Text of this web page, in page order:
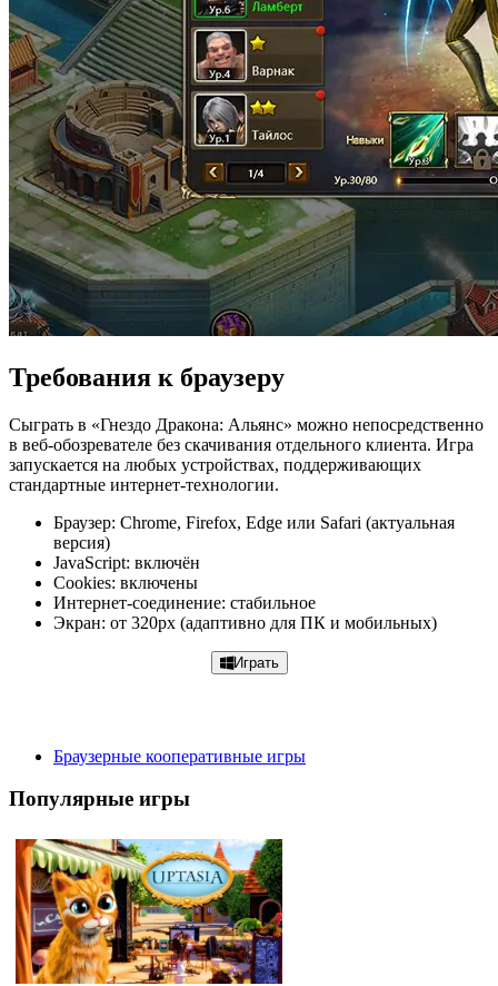
Требования к браузеру
Сыграть в «Гнездо Дракона: Альянс» можно непосредственно
в веб-обозревателе без скачивания отдельного клиента. Игра
запускается на любых устройствах, поддерживающих
стандартные интернет-технологии.
Браузер: Chrome, Firefox, Edge или Safari (актуальная
версия)
JavaScript: включён
Cookies: включены
Интернет-соединение: стабильное
Экран: от 320px (адаптивно для ПК и мобильных)
Играть
Браузерные кооперативные игры
Популярные игры